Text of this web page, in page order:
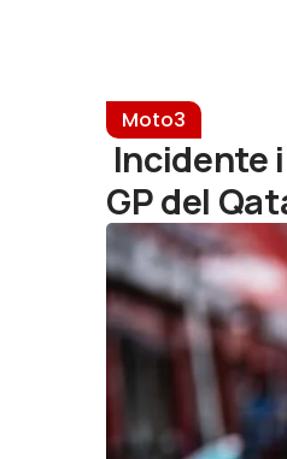
Moto3
Incidente
GP del